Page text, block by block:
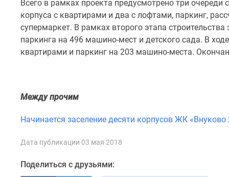
новостроек
Экология
Москвы
комнатные
комнатные
Ипотечный
калькулятор
Всего в рамках проекта предусмотрено три
корпуса с квартирами и два с лофтами, паркинг,
супермаркет. В рамках второго этапа
паркинга на 496 машино-мест и детского сада. В
квартирами и паркинг на 203 машино-места.
Между прочим
Начинается заселение десяти корпусов ЖК «Внуково
Дата публикации 03 мая 2018
Поделиться с друзьями: